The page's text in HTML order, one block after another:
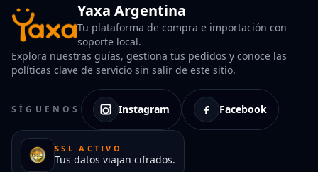
Yaxa Argentina
Tu plataforma de compra e importación con
soporte local.
Explora nuestras guías, gestiona tus pedidos y conoce las
políticas clave de servicio sin salir de este sitio.
SÍGUENOS Instagram Facebook
SSL ACTIVO
Tus datos viajan cifrados.